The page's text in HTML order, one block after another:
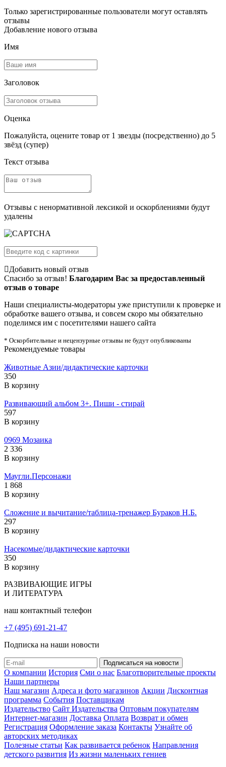
Только зарегистрированные пользователи могут оставлять
отзывы
Добавление нового отзыва
Имя
Заголовок
Оценка
Пожалуйста, оцените товар от 1 звезды (посредственно) до 5
звёзд (супер)
Текст отзыва
Отзывы с ненормативной лексикой и оскорблениями будут
удалены
Добавить новый отзыв
Спасибо за отзыв! Благодарим Вас за предоставленный
отзыв о товаре
Наши специалисты-модераторы уже приступили к проверке и
обработке вашего отзыва, и совсем скоро мы обязательно
поделимся им с посетителями нашего сайта
* Оскорбительные и нецензурные отзывы не будут опубликованы
Рекомендуемые товары
Животные Азии/дидактические карточки
350
В корзину
Развивающий альбом 3+. Пиши - стирай
597
В корзину
0969 Мозаика
2 336
В корзину
Маугли.Персонажи
1 868
В корзину
Сложение и вычитание/таблица-тренажер Бураков Н.Б.
297
В корзину
Насекомые/дидактические карточки
350
В корзину
РАЗВИВАЮЩИЕ ИГРЫ
И ЛИТЕРАТУРА
наш контактный телефон
+7 (495) 691-21-47
Подписка на наши новости
О компании История Сми о нас Благотворительные проекты
Наши партнеры
Наш магазин Адреса и фото магазинов Акции Дисконтная
программа События Поставщикам
Издательство Сайт Издательства Оптовым покупателям
Интернет-магазин Доставка Оплата Возврат и обмен
Регистрация Оформление заказа Контакты Узнайте об
авторских методиках
Полезные статьи Как развивается ребенок Направления
детского развития Из жизни маленьких гениев